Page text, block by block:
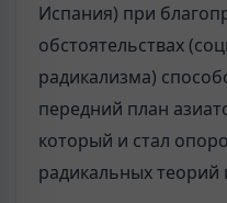
Испания) при
обстоятельствах
радикализма)
передний план
который и стал
радикальных теорий